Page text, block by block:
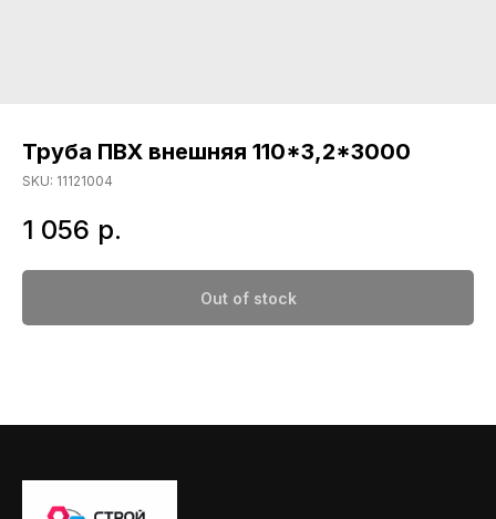
Труба ПВХ внешняя 110*3,2*3000
SKU: 11121004
1 056 р.
Out of stock